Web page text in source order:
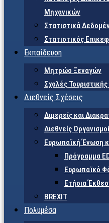
Μηχανικών
Στατιστικά
Στατιστικός
Εκπαίδευση
Μητρώο Ξεναγών
Σχολές
Διεθνείς Σχέσεις
Διμερείς και
Διεθνείς Οργανισμοί
Ευρωπαϊκή Ένωση
Πρόγραμμα
Ευρωπαϊκό
Ετήσια
BREXIT
Πολυμέσα